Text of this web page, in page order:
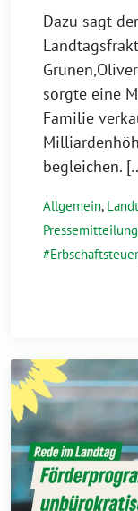
Dazu sagt
sorgte eine
Familie
begleichen.
Allgemein,
Pressemitteilung
Erbschaftsteuer